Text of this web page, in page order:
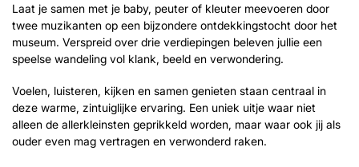
Laat je samen met je baby, peuter of kleuter meevoeren door
twee muzikanten op een bijzondere ontdekkingstocht door het
museum. Verspreid over drie verdiepingen beleven jullie een
speelse wandeling vol klank, beeld en verwondering.
Voelen, luisteren, kijken en samen genieten staan centraal in
deze warme, zintuiglijke ervaring. Een uniek uitje waar niet
alleen de allerkleinsten geprikkeld worden, maar waar ook jij als
ouder even mag vertragen en verwonderd raken.